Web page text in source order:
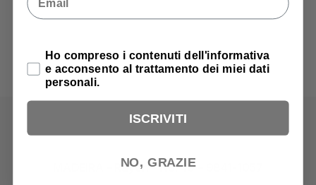
MADEIRA – Rayon – No. 40 – 9841-1057
Privacy Policy
Ho compreso i contenuti dell'informativa
e acconsento al trattamento dei miei dati
personali.
ISCRIVITI
NO, GRAZIE